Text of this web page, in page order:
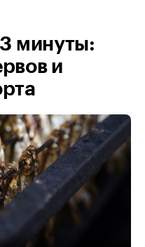
минуты:
и